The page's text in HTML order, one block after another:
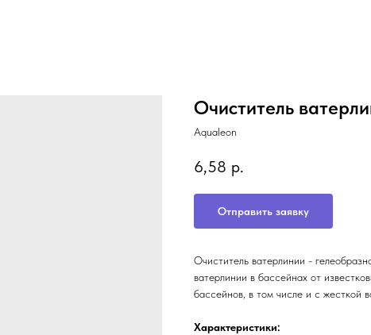
Очиститель
Aqualeon
6,58 р.
Отправить заявку
Очиститель ватерлинии -
ватерлинии в бассейнах от
бассейнов, в том числе и с жесткой
Характеристики: